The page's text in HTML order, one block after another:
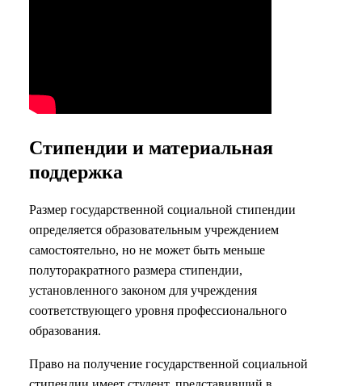
Стипендии и материальная
поддержка
Размер государственной социальной стипендии
определяется образовательным учреждением
самостоятельно, но не может быть меньше
полуторакратного размера стипендии,
установленного законом для учреждения
соответствующего уровня профессионального
образования.
Право на получение государственной социальной